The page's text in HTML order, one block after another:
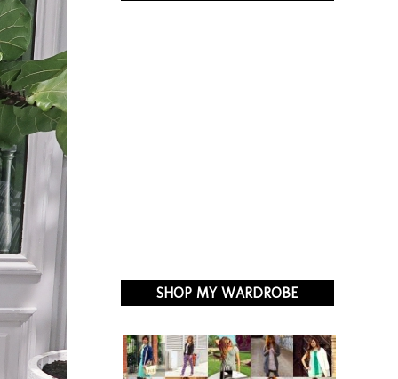
SHOP MY WARDROBE